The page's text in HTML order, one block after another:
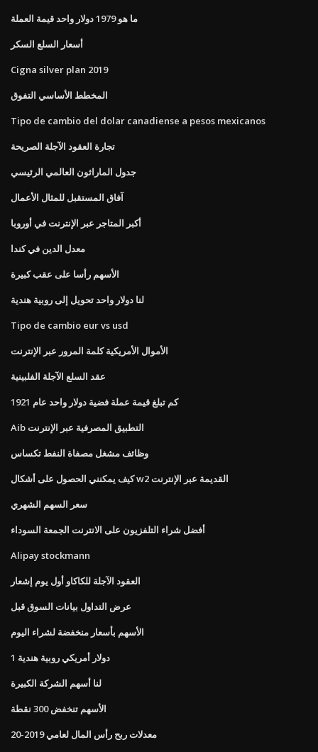
ما هو 1979 دولار واحد قيمة العملة
أسعار السلع السكر
Cigna silver plan 2019
المخطط الأساسي التفوق
Tipo de cambio del dolar canadiense a pesos mexicanos
تجارة العقود الآجلة الصريحة
جدول الماراثون العالمي الرئيسي
آفاق المستقبل للمثال الأعمال
أكبر المتاجر عبر الإنترنت في أوروبا
معدل الدين في كندا
الأسهم رأسا على عقب كبيرة
لنا دولار واحد تحويل إلى روبية هندية
Tipo de cambio eur vs usd
الأموال الأمريكية كلمة المرور عبر الإنترنت
عقد السلع الآجلة الفلبينية
كم تبلغ قيمة عملة فضية دولار واحد عام 1921
Aib التطبيق المصرفية عبر الإنترنت
وظائف مشغل مصفاة النفط تكساس
كيف يمكنني الحصول على أشكال w2 القديمة عبر الإنترنت
سعر السهم الشهري
أفضل شراء التلفزيون على الانترنت الجمعة السوداء
Alipay stockmann
العقود الآجلة للكاكاو أول يوم إشعار
عرض التداول بيانات السوق قبل
الأسهم بأسعار منخفضة لشراء اليوم
1 دولار أمريكي روبية هندية
لنا أسهم الشركة الكبيرة
الأسهم تنخفض 300 نقطة
معدلات ربح رأس المال لعامي 2019-20